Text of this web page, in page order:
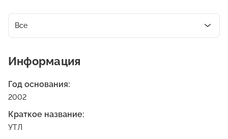
Все
Информация
Год основания:
2002
Краткое название:
УТЛ